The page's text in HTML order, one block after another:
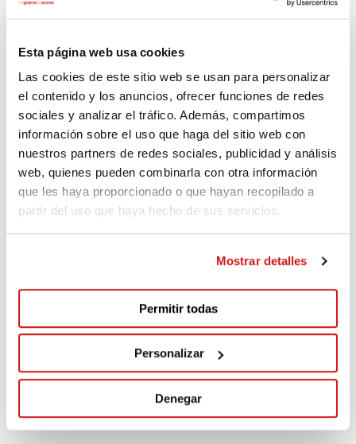
Esta página web usa cookies
Las cookies de este sitio web se usan para personalizar
el contenido y los anuncios, ofrecer funciones de redes
sociales y analizar el tráfico. Además, compartimos
información sobre el uso que haga del sitio web con
nuestros partners de redes sociales, publicidad y análisis
web, quienes pueden combinarla con otra información
que les haya proporcionado o que hayan recopilado a
partir del uso que haya hecho de sus servicios.
Mostrar detalles
Permitir todas
Personalizar
Denegar
Anónimo
496€
Anónimo
898€
Anónimo
900€
VER MÁS DONANTES